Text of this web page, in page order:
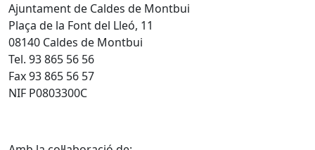
Ajuntament de Caldes de Montbui
Plaça de la Font del Lleó, 11
08140 Caldes de Montbui
Tel. 93 865 56 56
Fax 93 865 56 57
NIF P0803300C